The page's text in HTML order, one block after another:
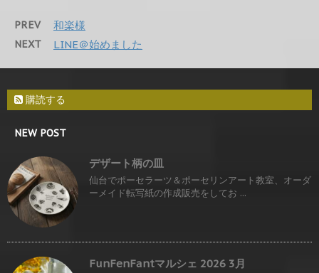
PREV 和楽様
NEXT LINE＠始めました
購読する
NEW POST
デザート柄の皿
仙台でポーセラーツ＆ポーセリンアート教室、オーダ
ーメイド転写紙の作成販売をしてお ...
FunFenFantマルシェ 2026 3月